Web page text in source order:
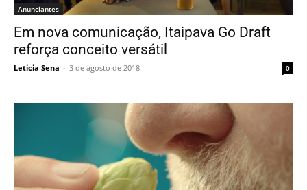
Anunciantes
Em nova comunicação, Itaipava Go Draft
reforça conceito versátil
Leticia Sena - 3 de agosto de 2018 0